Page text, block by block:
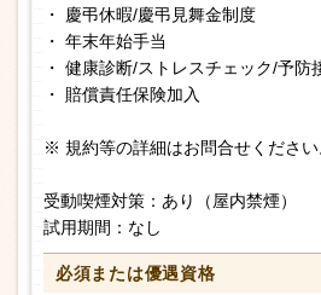
・ 慶弔休暇/慶弔見舞金制度
・ 年末年始手当
・ 健康診断/ストレスチェック/予防
・ 賠償責任保険加入
※ 規約等の詳細はお問合せください
受動喫煙対策：あり（屋内禁煙）
試用期間：なし
必須または優遇資格